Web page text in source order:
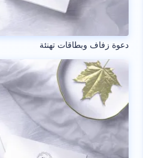
دعوة زفاف وبطاقات تهنئة